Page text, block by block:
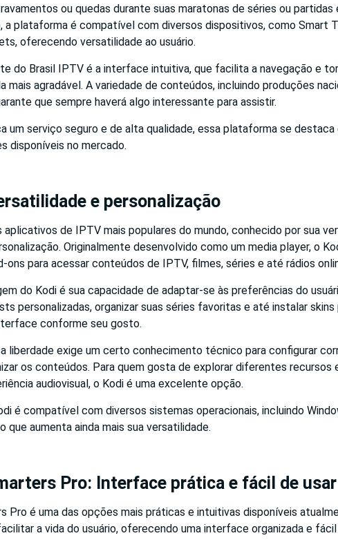
ou quedas durante suas maratonas de séries ou partidas
a plataforma é compatível com diversos dispositivos, como Smart
oferecendo versatilidade ao usuário.
do Brasil IPTV é a interface intuitiva, que facilita a navegação e
mais agradável. A variedade de conteúdos, incluindo produções
que sempre haverá algo interessante para assistir.
um serviço seguro e de alta qualidade, essa plataforma se destaca
disponíveis no mercado.
e personalização
aplicativos de IPTV mais populares do mundo, conhecido por sua
Originalmente desenvolvido como um media player, o
ons para acessar conteúdos de IPTV, filmes, séries e até rádios
do Kodi é sua capacidade de adaptar-se às preferências do
personalizadas, organizar suas séries favoritas e até instalar skins
conforme seu gosto.
liberdade exige um certo conhecimento técnico para configurar
os conteúdos. Para quem gosta de explorar diferentes recursos
audiovisual, o Kodi é uma excelente opção.
é compatível com diversos sistemas operacionais, incluindo
que aumenta ainda mais sua versatilidade.
Pro: Interface prática e fácil de usar
Pro é uma das opções mais práticas e intuitivas disponíveis
a vida do usuário, oferecendo uma interface organizada e fácil